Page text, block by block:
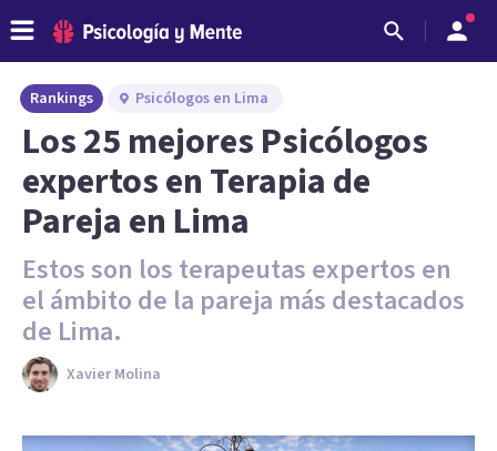
Rankings Psicólogos en Lima
Los 25 mejores Psicólogos
expertos en Terapia de
Pareja en Lima
Estos son los terapeutas expertos en
el ámbito de la pareja más destacados
de Lima.
Xavier Molina